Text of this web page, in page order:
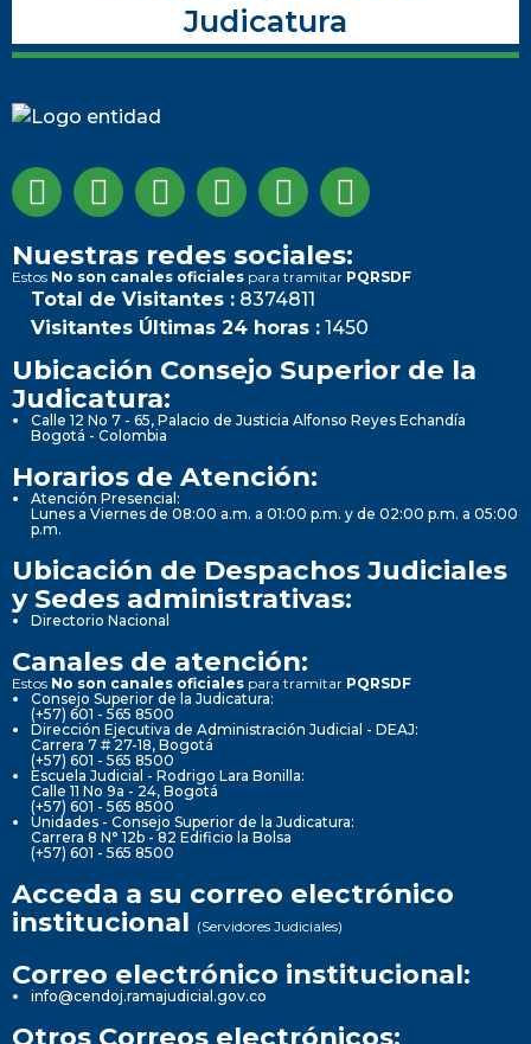
Judicatura
Nuestras redes sociales:
Estos No son canales oficiales para tramitar PQRSDF
Total de Visitantes : 8374811
Visitantes Últimas 24 horas : 1450
Ubicación Consejo Superior de la
Judicatura:
Calle 12 No 7 - 65, Palacio de Justicia Alfonso Reyes Echandía
Bogotá - Colombia
Horarios de Atención:
Atención Presencial:
Lunes a Viernes de 08:00 a.m. a 01:00 p.m. y de 02:00 p.m. a 05:00
p.m.
Ubicación de Despachos Judiciales
y Sedes administrativas:
Directorio Nacional
Canales de atención:
Estos No son canales oficiales para tramitar PQRSDF
Consejo Superior de la Judicatura:
(+57) 601 - 565 8500
Dirección Ejecutiva de Administración Judicial - DEAJ:
Carrera 7 # 27-18, Bogotá
(+57) 601 - 565 8500
Escuela Judicial - Rodrigo Lara Bonilla:
Calle 11 No 9a - 24, Bogotá
(+57) 601 - 565 8500
Unidades - Consejo Superior de la Judicatura:
Carrera 8 N° 12b - 82 Edificio la Bolsa
(+57) 601 - 565 8500
Acceda a su correo electrónico
institucional (Servidores Judiciales)
Correo electrónico institucional:
info@cendoj.ramajudicial.gov.co
Otros Correos electrónicos: